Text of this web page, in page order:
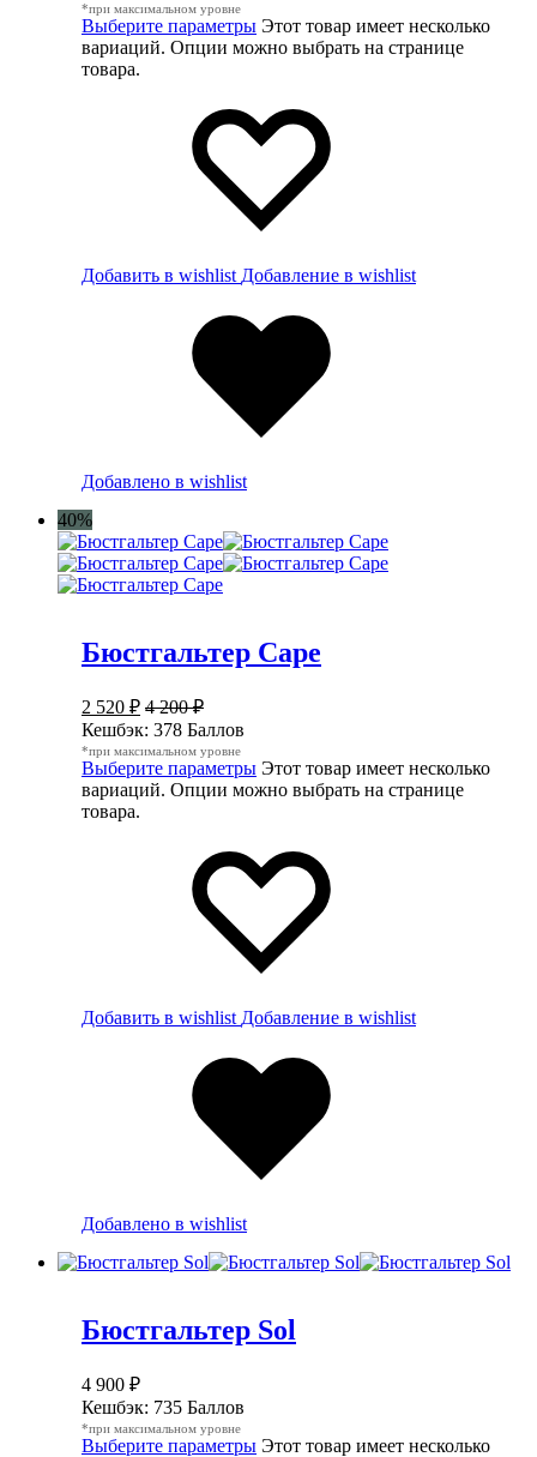
*при максимальном уровне
Выберите параметры Этот товар имеет несколько
вариаций. Опции можно выбрать на странице
товара.
Добавить в wishlist Добавление в wishlist
Добавлено в wishlist
40%
Бюстгальтер Cape
2 520 ₽ 4 200₽
Кешбэк: 378 Баллов
*при максимальном уровне
Выберите параметры Этот товар имеет несколько
вариаций. Опции можно выбрать на странице
товара.
Добавить в wishlist Добавление в wishlist
Добавлено в wishlist
Бюстгальтер Sol
4 900 ₽
Кешбэк: 735 Баллов
*при максимальном уровне
Выберите параметры Этот товар имеет несколько